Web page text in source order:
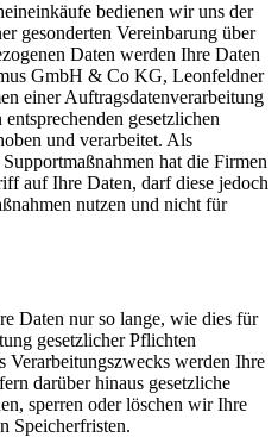
bedienen wir uns der
gesonderten Vereinbarung über
Daten werden Ihre Daten
GmbH & Co KG, Leonfeldner
einer Auftragsdatenverarbeitung
gesetzlichen
und verarbeitet. Als
hat die Firmen
auf Ihre Daten, darf diese jedoch
nutzen und nicht für
Daten nur so lange, wie dies für
gesetzlicher Pflichten
werden Ihre
darüber hinaus gesetzliche
sperren oder löschen wir Ihre
Speicherfristen.